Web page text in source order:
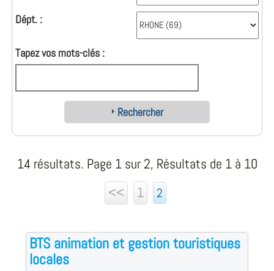
Dépt. :
Tapez vos mots-clés :
Rechercher
14 résultats. Page 1 sur 2, Résultats de 1 à 10
<<
1 2
BTS animation et gestion touristiques
locales